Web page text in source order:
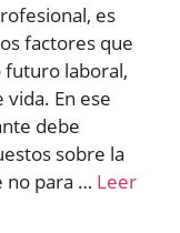
es
factores que
futuro laboral,
En ese
debe
sobre la
no para … Leer